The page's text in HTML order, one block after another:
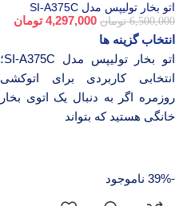
اتو بخار تولیپس مدل SI-A375C
6,500,000 تومان 4,297,000 تومان
انتخاب گزینه ها
اتو بخار تولیپس مدل SI-A375C؛
انتخابی کاربردی برای اتوکشی
روزمره اگر به دنبال یک اتوی بخار
خانگی هستید که بتواند
-39% ناموجود